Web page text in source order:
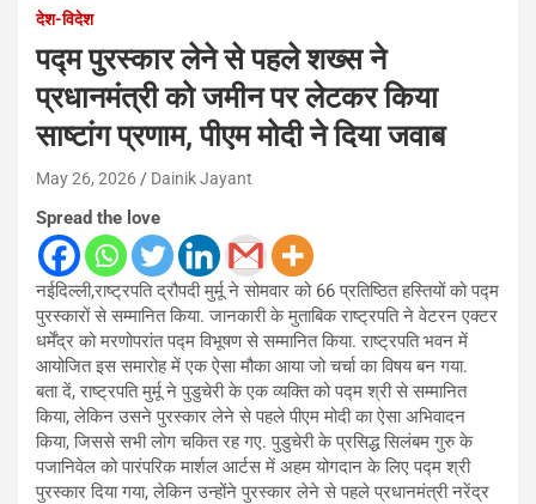
देश-विदेश
पद्म पुरस्कार लेने से पहले शख्स ने
प्रधानमंत्री को जमीन पर लेटकर किया
साष्टांग प्रणाम, पीएम मोदी ने दिया जवाब
May 26, 2026 Dainik Jayant
Spread the love
नईदिल्ली,राष्ट्रपति द्रौपदी मुर्मू ने सोमवार को 66 प्रतिष्ठित हस्तियों को पद्म
पुरस्कारों से सम्मानित किया. जानकारी के मुताबिक राष्ट्रपति ने वेटरन एक्टर
धर्मेंद्र को मरणोपरांत पद्म विभूषण से सम्मानित किया. राष्ट्रपति भवन में
आयोजित इस समारोह में एक ऐसा मौका आया जो चर्चा का विषय बन गया.
बता दें, राष्ट्रपति मुर्मू ने पुडुचेरी के एक व्यक्ति को पद्म श्री से सम्मानित
किया, लेकिन उसने पुरस्कार लेने से पहले पीएम मोदी का ऐसा अभिवादन
किया, जिससे सभी लोग चकित रह गए. पुडुचेरी के प्रसिद्ध सिलंबम गुरु के
पजानिवेल को पारंपरिक मार्शल आर्टस में अहम योगदान के लिए पद्म श्री
पुरस्कार दिया गया, लेकिन उन्होंने पुरस्कार लेने से पहले प्रधानमंत्री नरेंद्र